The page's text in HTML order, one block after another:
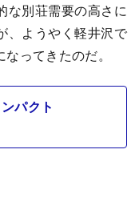
な別荘需要の高さに
、ようやく軽井沢で
ってきたのだ。
パクト